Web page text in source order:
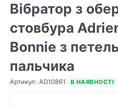
Вібратор з
стовбура
Bonnie з
пальчика
Артикул: AD10861 В НАЯВНОСТІ